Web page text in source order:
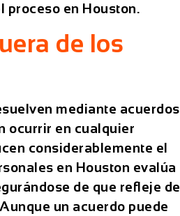
proceso en Houston.
de los
mediante acuerdos
ocurrir en cualquier
considerablemente el
en Houston evalúa
de que refleje de
un acuerdo puede